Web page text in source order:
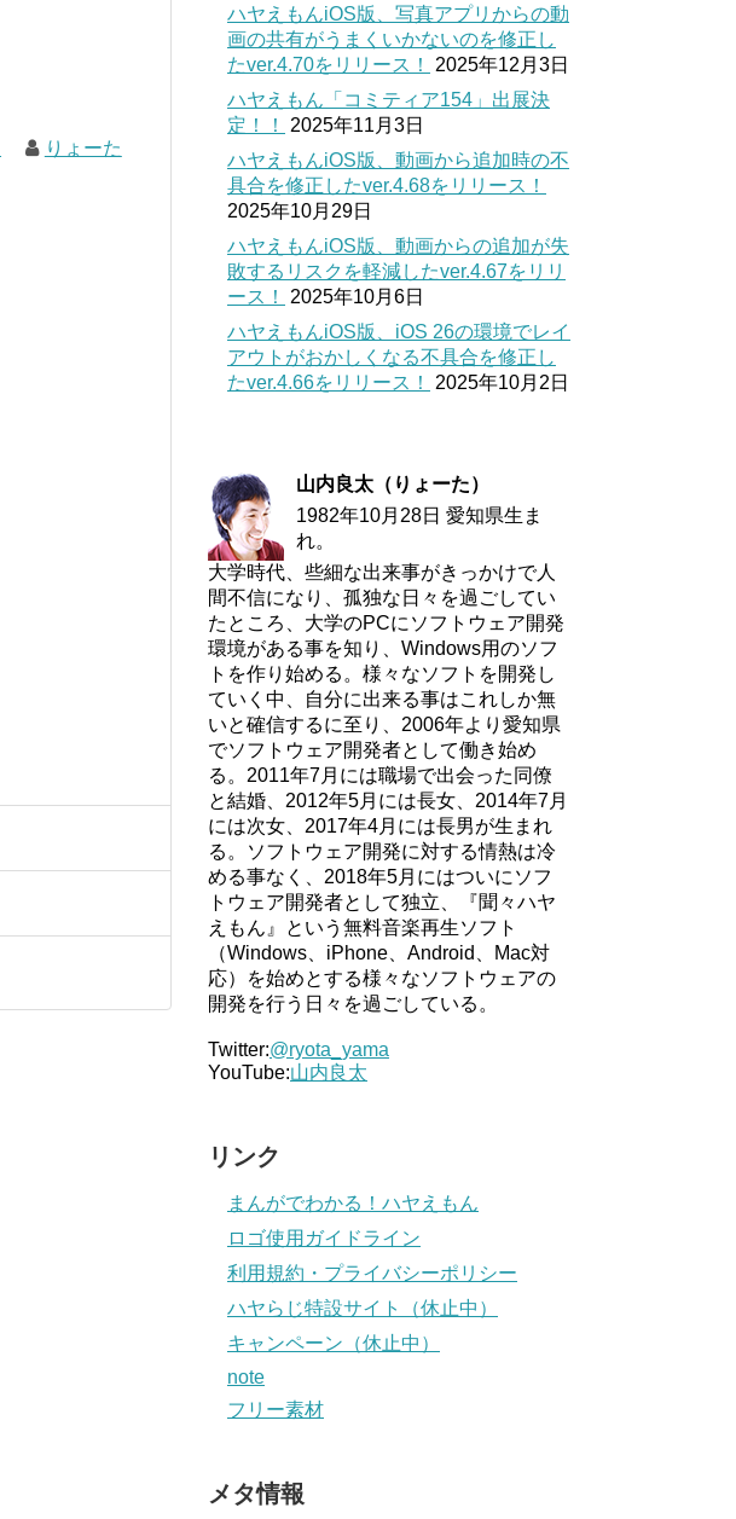
りょーた
ハヤえもんiOS版、写真アプリからの動
画の共有がうまくいかないのを修正し
たver.4.70をリリース！
2025年12月3日
ハヤえもん「コミティア154」出展決
定！！
2025年11月3日
ハヤえもんiOS版、動画から追加時の不
具合を修正したver.4.68をリリース！
2025年10月29日
ハヤえもんiOS版、動画からの追加が失
敗するリスクを軽減したver.4.67をリリ
ース！
2025年10月6日
ハヤえもんiOS版、iOS 26の環境でレイ
アウトがおかしくなる不具合を修正し
たver.4.66をリリース！
2025年10月2日
山内良太（りょーた）
1982年10月28日 愛知県生ま
れ。
大学時代、些細な出来事がきっかけで人
間不信になり、孤独な日々を過ごしてい
たところ、大学のPCにソフトウェア開発
環境がある事を知り、Windows用のソフ
トを作り始める。様々なソフトを開発し
ていく中、自分に出来る事はこれしか無
いと確信するに至り、2006年より愛知県
でソフトウェア開発者として働き始め
る。2011年7月には職場で出会った同僚
と結婚、2012年5月には長女、2014年7月
には次女、2017年4月には長男が生まれ
る。ソフトウェア開発に対する情熱は冷
める事なく、2018年5月にはついにソフ
トウェア開発者として独立、『聞々ハヤ
えもん』という無料音楽再生ソフト
（Windows、iPhone、Android、Mac対
応）を始めとする様々なソフトウェアの
開発を行う日々を過ごしている。
Twitter:@ryota_yama
YouTube:山内良太
リンク
まんがでわかる！ハヤえもん
ロゴ使用ガイドライン
利用規約・プライバシーポリシー
ハヤらじ特設サイト（休止中）
キャンペーン（休止中）
note
フリー素材
メタ情報